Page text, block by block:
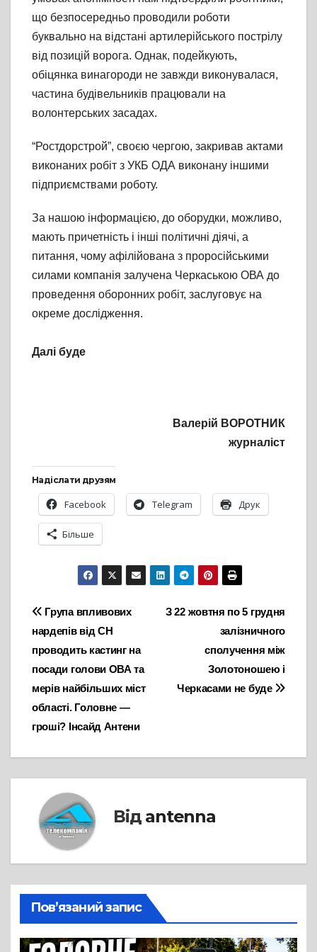
що безпосередньо проводили роботи
буквально на відстані артилерійського пострілу
від позицій ворога. Однак, подейкують,
обіцянка винагороди не завжди виконувалася,
частина будівельників працювали на
волонтерських засадах.
“Ростдорстрой”, своєю чергою, закривав актами
виконаних робіт з УКБ ОДА виконану іншими
підприємствами роботу.
За нашою інформацією, до оборудки, можливо,
мають причетність і інші політичні діячі, а
питання, чому афілійована з проросійськими
силами компанія залучена Черкаською ОВА до
проведення оборонних робіт, заслуговує на
окреме дослідження.
Далі буде
Валерій ВОРОТНИК
журналіст
Надіслати друзям
Facebook Telegram Друк
Більше
Навігація
записів
З 22 жовтня по 5 грудня
залізничного
сполучення між
Золотоношею і
Черкасами не буде
Група впливових
нардепів від СН
проводить кастинг на
посади голови ОВА та
мерів найбільших міст
області. Головне —
гроші? Інсайд Антени
Від antenna
Пов’язаний запис